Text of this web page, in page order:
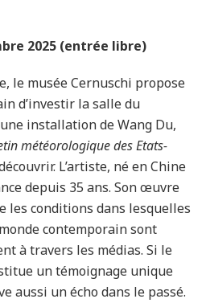
2025 (entrée libre)
le musée Cernuschi propose
d’investir la salle du
une installation de Wang Du,
météorologique des Etats-
L’artiste, né en Chine
depuis 35 ans. Son œuvre
les conditions dans lesquelles
contemporain sont
à travers les médias. Si le
un témoignage unique
aussi un écho dans le passé.